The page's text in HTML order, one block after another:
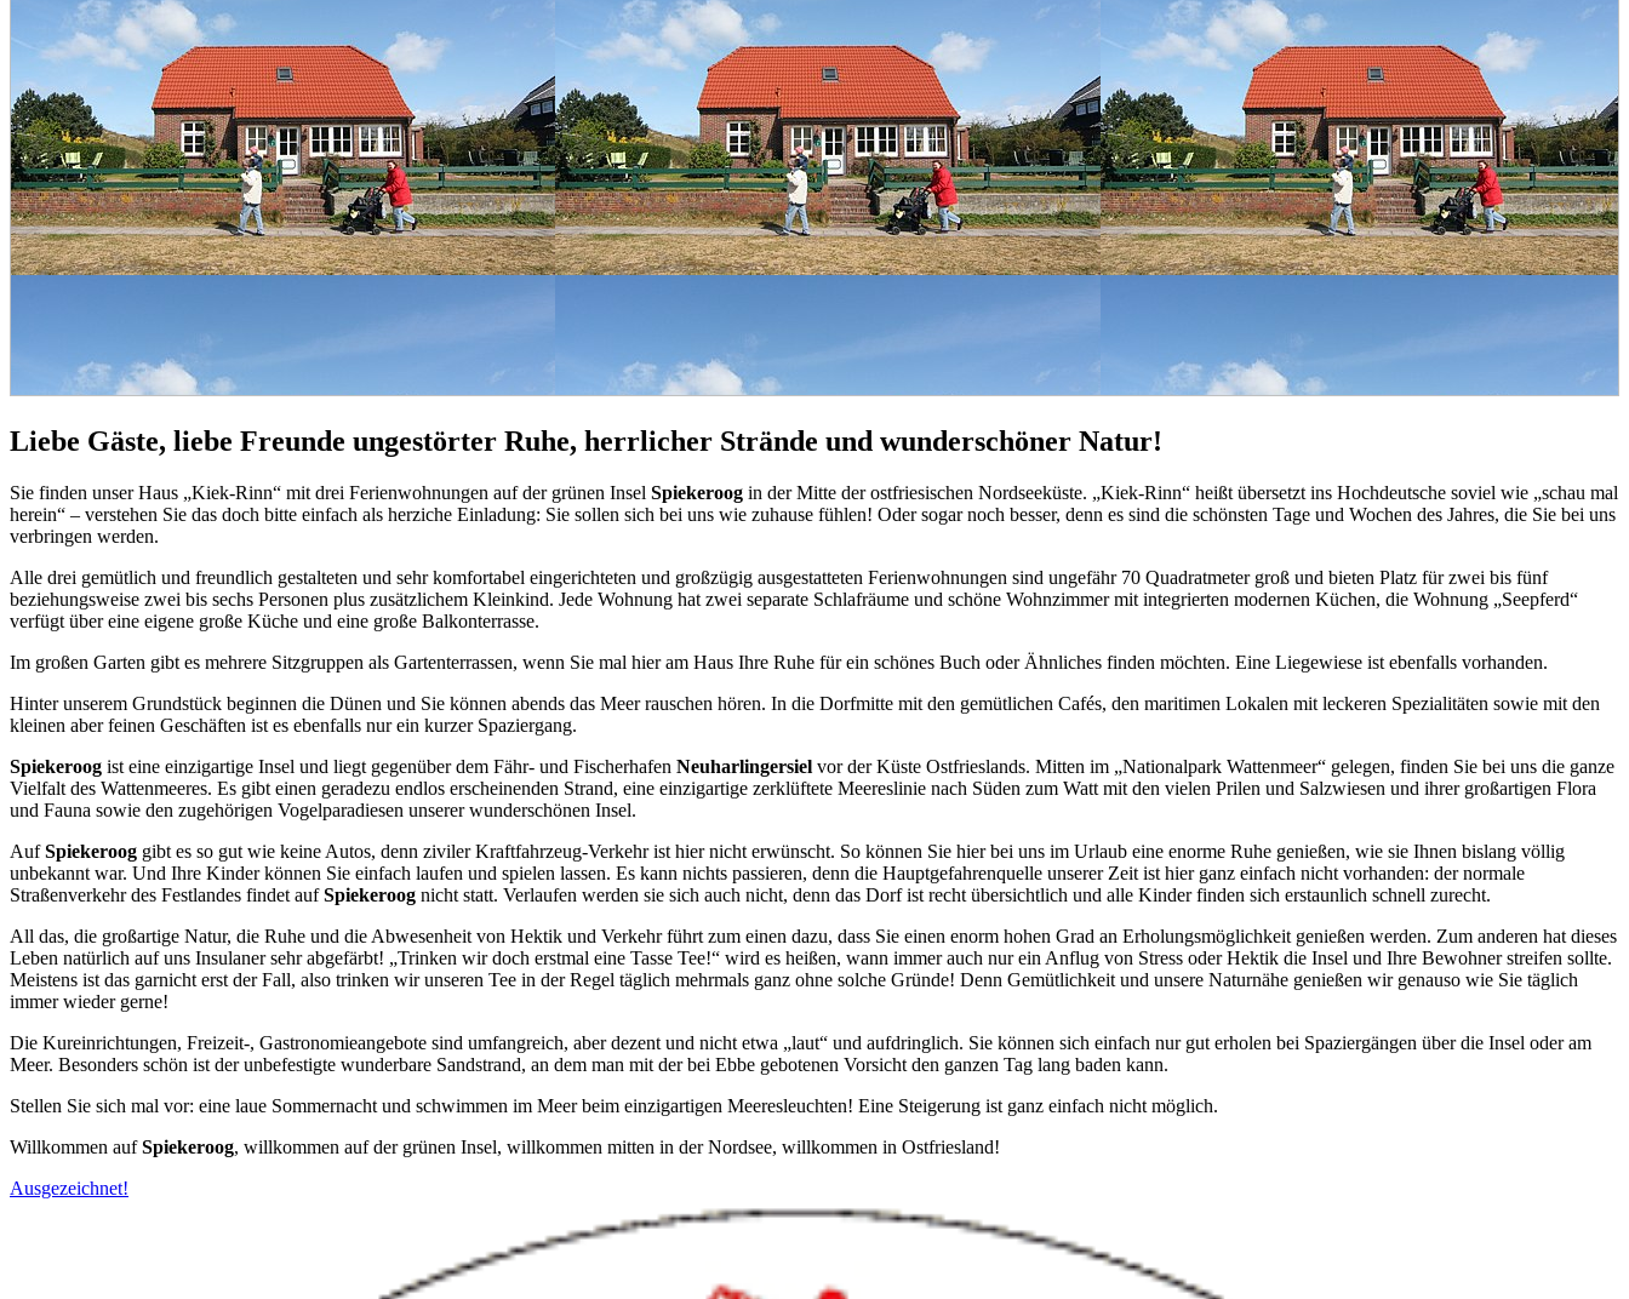
Liebe Gäste, liebe Freunde ungestörter Ruhe, herrlicher Strände und wunderschöner Natur!
Sie finden unser Haus „Kiek-Rinn“ mit drei Ferienwohnungen auf der grünen Insel Spiekeroog in der Mitte der ostfriesischen Nordseeküste. „Kiek-Rinn“ heißt übersetzt ins Hochdeutsche soviel wie „schau mal
herein“ – verstehen Sie das doch bitte einfach als herziche Einladung: Sie sollen sich bei uns wie zuhause fühlen! Oder sogar noch besser, denn es sind die schönsten Tage und Wochen des Jahres, die Sie bei uns
verbringen werden.
Alle drei gemütlich und freundlich gestalteten und sehr komfortabel eingerichteten und großzügig ausgestatteten Ferienwohnungen sind ungefähr 70 Quadratmeter groß und bieten Platz für zwei bis fünf
beziehungsweise zwei bis sechs Personen plus zusätzlichem Kleinkind. Jede Wohnung hat zwei separate Schlafräume und schöne Wohnzimmer mit integrierten modernen Küchen, die Wohnung „Seepferd“
verfügt über eine eigene große Küche und eine große Balkonterrasse.
Im großen Garten gibt es mehrere Sitzgruppen als Gartenterrassen, wenn Sie mal hier am Haus Ihre Ruhe für ein schönes Buch oder Ähnliches finden möchten. Eine Liegewiese ist ebenfalls vorhanden.
Hinter unserem Grundstück beginnen die Dünen und Sie können abends das Meer rauschen hören. In die Dorfmitte mit den gemütlichen Cafés, den maritimen Lokalen mit leckeren Spezialitäten sowie mit den
kleinen aber feinen Geschäften ist es ebenfalls nur ein kurzer Spaziergang.
Spiekeroog ist eine einzigartige Insel und liegt gegenüber dem Fähr- und Fischerhafen Neuharlingersiel vor der Küste Ostfrieslands. Mitten im „Nationalpark Wattenmeer“ gelegen, finden Sie bei uns die ganze
Vielfalt des Wattenmeeres. Es gibt einen geradezu endlos erscheinenden Strand, eine einzigartige zerklüftete Meereslinie nach Süden zum Watt mit den vielen Prilen und Salzwiesen und ihrer großartigen Flora
und Fauna sowie den zugehörigen Vogelparadiesen unserer wunderschönen Insel.
AufSpiekeroog gibt es so gut wie keine Autos, denn ziviler Kraftfahrzeug-Verkehr ist hier nicht erwünscht. So können Sie hier bei uns im Urlaub eine enorme Ruhe genießen, wie sie Ihnen bislang völlig
unbekannt war. Und Ihre Kinder können Sie einfach laufen und spielen lassen. Es kann nichts passieren, denn die Hauptgefahrenquelle unserer Zeit ist hier ganz einfach nicht vorhanden: der normale
Straßenverkehr des Festlandes findet aufSpiekeroog nicht statt. Verlaufen werden sie sich auch nicht, denn das Dorf ist recht übersichtlich und alle Kinder finden sich erstaunlich schnell zurecht.
All das, die großartige Natur, die Ruhe und die Abwesenheit von Hektik und Verkehr führt zum einen dazu, dass Sie einen enorm hohen Grad an Erholungsmöglichkeit genießen werden. Zum anderen hat dieses
Leben natürlich auf uns Insulaner sehr abgefärbt! „Trinken wir doch erstmal eine Tasse Tee!“ wird es heißen, wann immer auch nur ein Anflug von Stress oder Hektik die Insel und Ihre Bewohner streifen sollte.
Meistens ist das garnicht erst der Fall, also trinken wir unseren Tee in der Regel täglich mehrmals ganz ohne solche Gründe! Denn Gemütlichkeit und unsere Naturnähe genießen wir genauso wie Sie täglich
immer wieder gerne!
Die Kureinrichtungen, Freizeit-, Gastronomieangebote sind umfangreich, aber dezent und nicht etwa „laut“ und aufdringlich. Sie können sich einfach nur gut erholen bei Spaziergängen über die Insel oder am
Meer. Besonders schön ist der unbefestigte wunderbare Sandstrand, an dem man mit der bei Ebbe gebotenen Vorsicht den ganzen Tag lang baden kann.
Stellen Sie sich mal vor: eine laue Sommernacht und schwimmen im Meer beim einzigartigen Meeresleuchten! Eine Steigerung ist ganz einfach nicht möglich.
Willkommen aufSpiekeroog, willkommen auf der grünen Insel, willkommen mitten in der Nordsee, willkommen in Ostfriesland!
Ausgezeichnet!